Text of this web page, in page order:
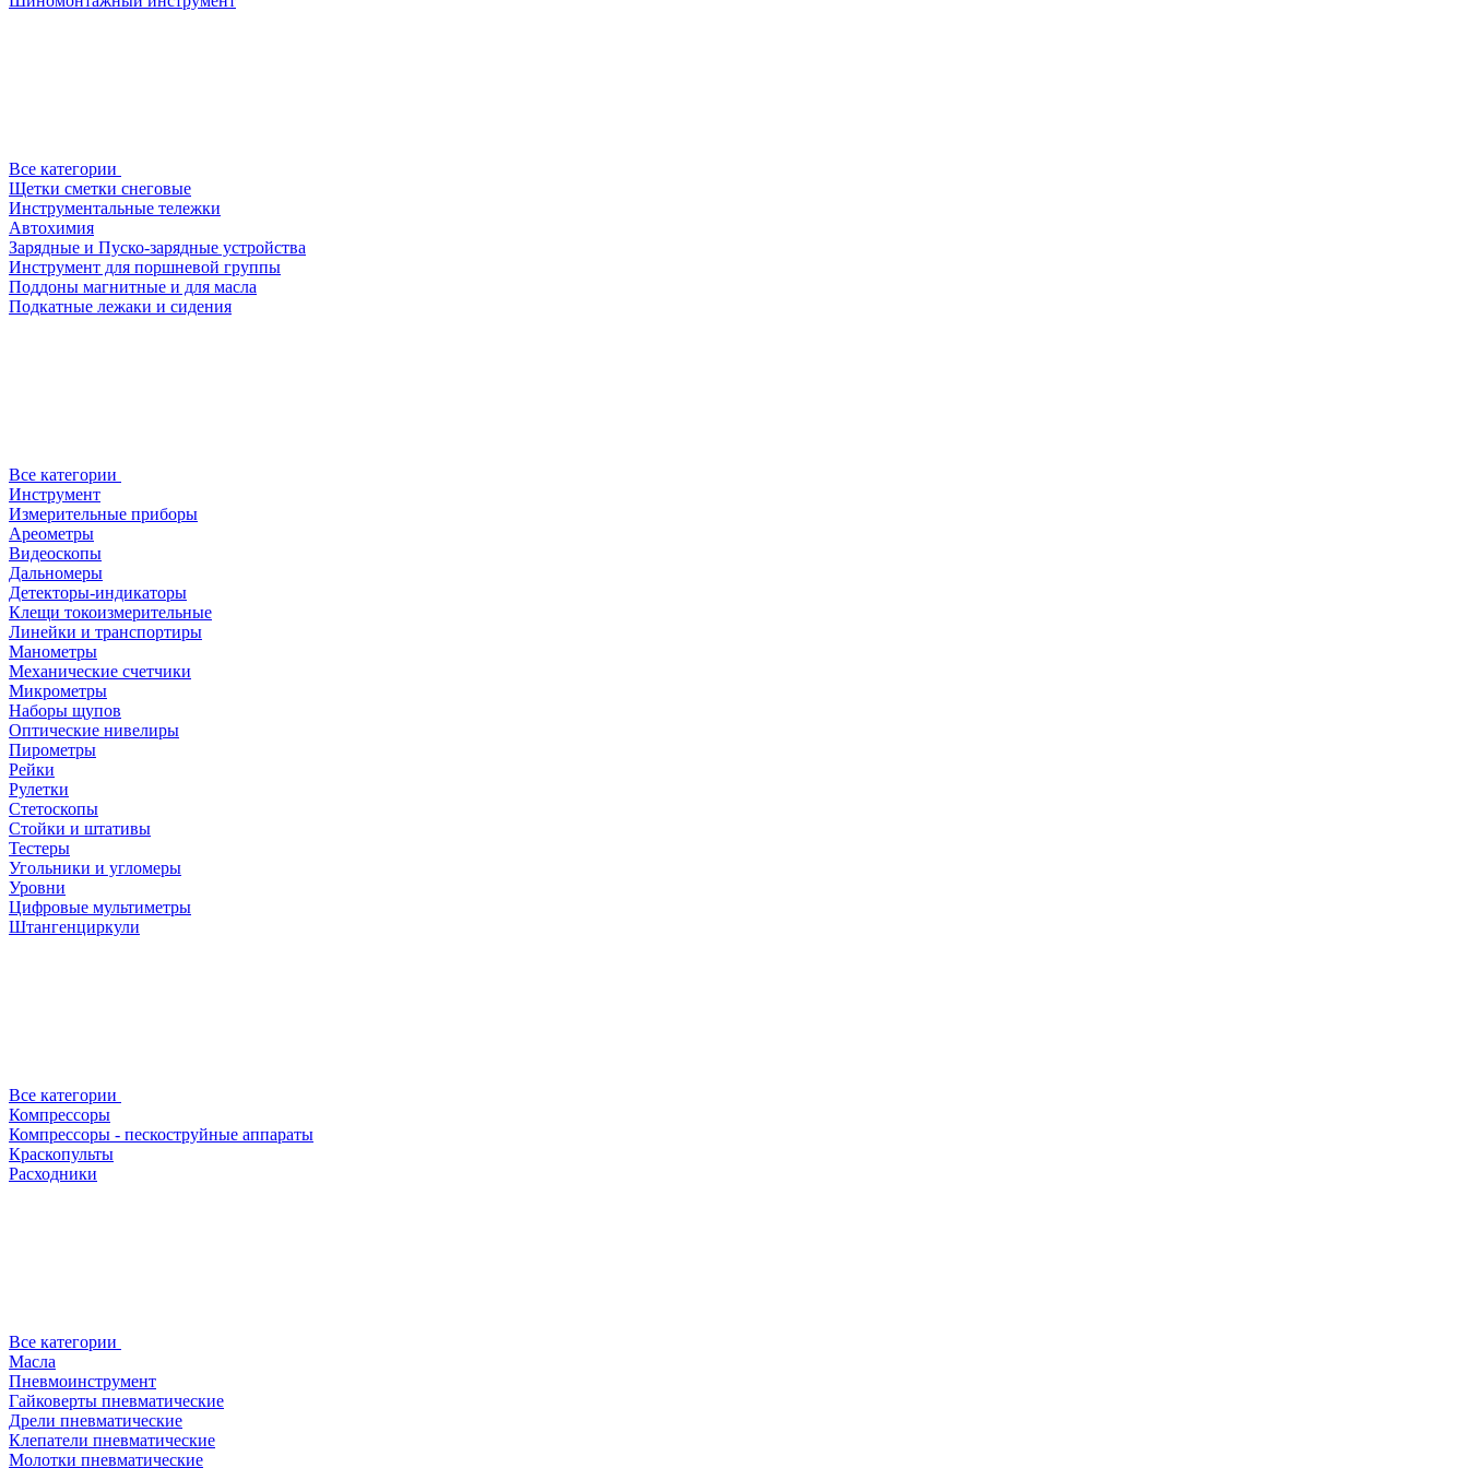
Все категории
Щетки сметки снеговые
Инструментальные тележки
Автохимия
Зарядные и Пуско-зарядные устройства
Инструмент для поршневой группы
Поддоны магнитные и для масла
Подкатные лежаки и сидения
Все категории
Инструмент
Измерительные приборы
Ареометры
Видеоскопы
Дальномеры
Детекторы-индикаторы
Клещи токоизмерительные
Линейки и транспортиры
Манометры
Механические счетчики
Микрометры
Наборы щупов
Оптические нивелиры
Пирометры
Рейки
Рулетки
Стетоскопы
Стойки и штативы
Тестеры
Угольники и угломеры
Уровни
Цифровые мультиметры
Штангенциркули
Все категории
Компрессоры
Компрессоры - пескоструйные аппараты
Краскопульты
Расходники
Все категории
Масла
Пневмоинструмент
Гайковерты пневматические
Дрели пневматические
Клепатели пневматические
Молотки пневматические